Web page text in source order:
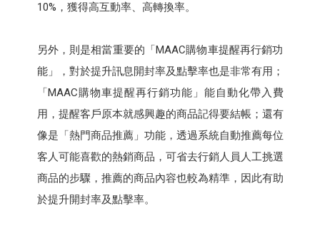
10%，獲得高互動率、高轉換率。
另外，則是相當重要的「MAAC購物車提醒再行銷功
能」，對於提升訊息開封率及點擊率也是非常有用；
「MAAC購物車提醒再行銷功能」能自動化帶入費
用，提醒客戶原本就感興趣的商品記得要結帳；還有
像是「熱門商品推薦」功能，透過系統自動推薦每位
客人可能喜歡的熱銷商品，可省去行銷人員人工挑選
商品的步驟，推薦的商品內容也較為精準，因此有助
於提升開封率及點擊率。